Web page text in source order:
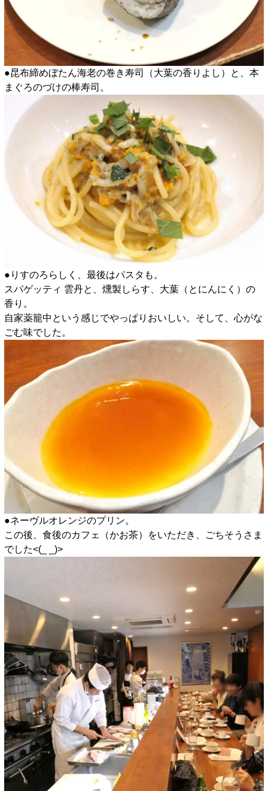
●昆布締めぼたん海老の巻き寿司（大葉の香りよし）と、本
まぐろのづけの棒寿司。
●りすのろらしく、最後はパスタも。
スパゲッティ 雲丹と、燻製しらす、大葉（とにんにく）の
香り。
自家薬籠中という感じでやっぱりおいしい。そして、心がな
ごむ味でした。
●ネーヴルオレンジのプリン。
この後、食後のカフェ（かお茶）をいただき、ごちそうさま
でした<(_ _)>